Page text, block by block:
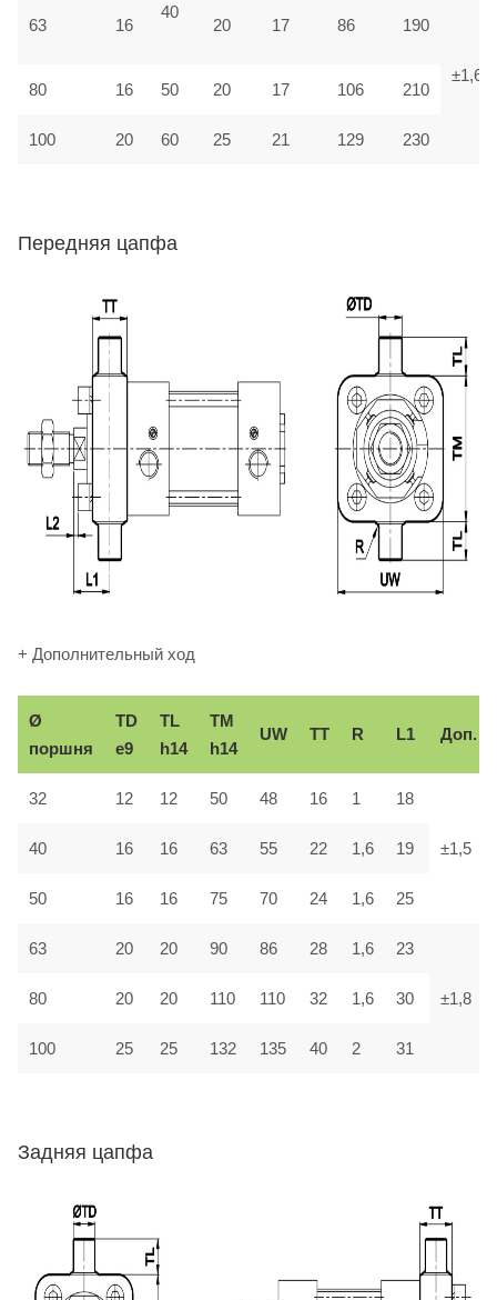
63 16
40
20 17 86 190
±1,6
80 16 50 20 17 106 210
100 20 60 25 21 129 230
Передняя цапфа
+ Дополнительный ход
Ø
поршня
TD
e9
TL
h14
TM
h14
UW TT R L1 Доп.
32 12 12 50 48 16 1 18
±1,5
40 16 16 63 55 22 1,6 19
50 16 16 75 70 24 1,6 25
63 20 20 90 86 28 1,6 23
±1,8
80 20 20 110 110 32 1,6 30
100 25 25 132 135 40 2 31
Задняя цапфа